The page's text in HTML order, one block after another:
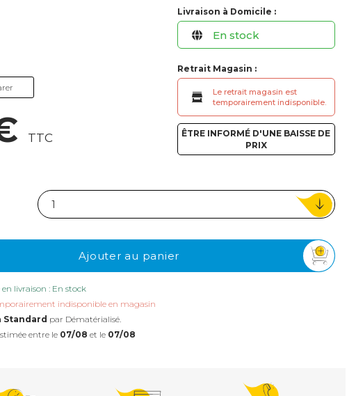
ou
Suivi de commande invité
TTC
Livraison à Domicile :
En stock
Retrait Magasin :
Le retrait magasin est
temporairement indisponible.
ÊTRE INFORMÉ D'UNE BAISSE DE
PRIX
Ajouter au panier
livraison : En stock
indisponible en magasin
Standard par Dématérialisé.
entre le 07/08 et le 07/08